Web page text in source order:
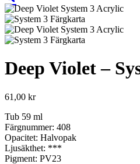
Deep Violet –
61,00 kr
Tub 59 ml
Färgnummer: 408
Opacitet: Halvopak
Ljusäkthet: ***
Pigment: PV23